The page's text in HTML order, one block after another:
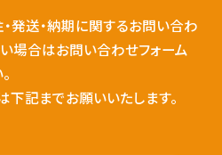
発送・納期に関するお問い合わ
場合はお問い合わせフォーム
記までお願いいたします。